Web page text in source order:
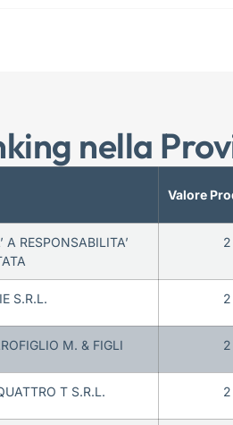
nella
Valore
A RESPONSABILITA’
2
S.R.L. 2
M. & FIGLI 2
T S.R.L. 2